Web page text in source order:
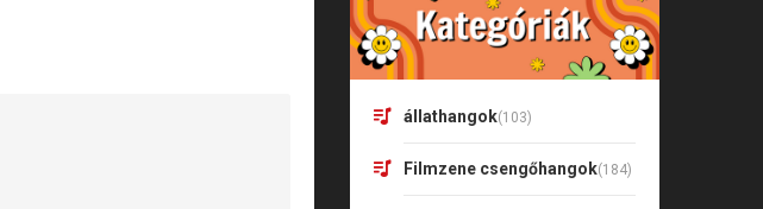
állathangok(103)
Filmzene csengőhangok(184)